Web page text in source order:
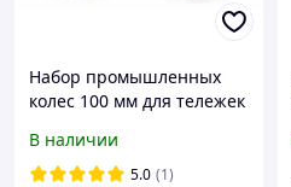
Набор промышленных
колес 100 мм для тележек
кг)
В наличии
5.0 (1)